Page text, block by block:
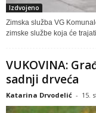
Izdvojeno
Zimska služba VG
zimske službe koja će
VUKOVINA:
sadnji drveća
Katarina Drvodelić - 15.